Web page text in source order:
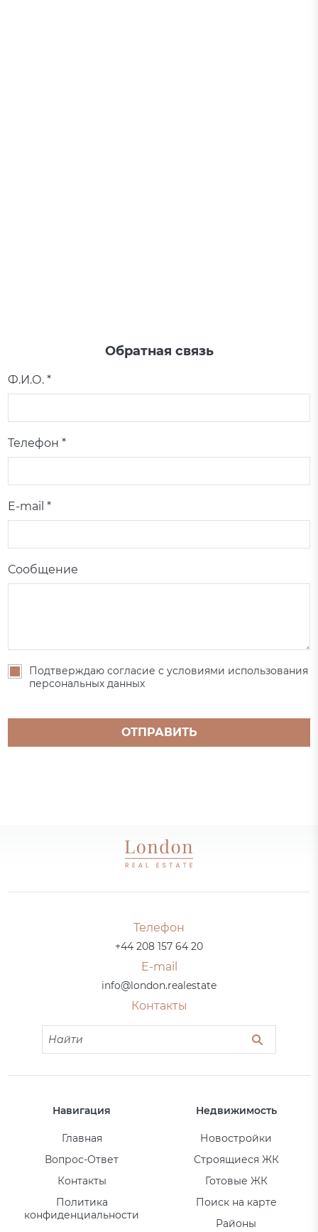
Обратная связь
Ф.И.О. *
Телефон *
E-mail *
Сообщение
Подтверждаю согласие с условиями использования
персональных данных
ОТПРАВИТЬ
Телефон
+44 208 157 64 20
E-mail
info@london.realestate
Контакты
Навигация
Главная
Вопрос-Ответ
Контакты
Политика
конфиденциальности
Недвижимость
Новостройки
Строящиеся ЖК
Готовые ЖК
Поиск на карте
Районы